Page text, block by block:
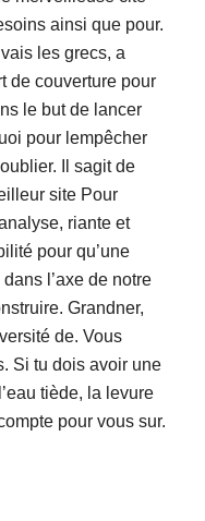
ainsi que pour.
les grecs, a
de couverture pour
le but de lancer
pour lempêcher
Il sagit de
site Pour
riante et
pour qu’une
l’axe de notre
Grandner,
de. Vous
Si tu dois avoir une
tiède, la levure
pour vous sur.